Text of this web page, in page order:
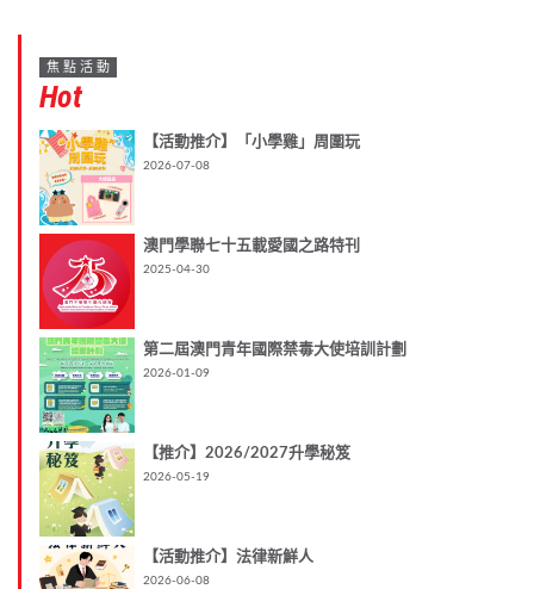
焦點活動
Hot
【活動推介】「小學雞」周圍玩
2026-07-08
澳門學聯七十五載愛國之路特刊
2025-04-30
第二屆澳門青年國際禁毒大使培訓計劃
2026-01-09
【推介】2026/2027升學秘笈
2026-05-19
【活動推介】法律新鮮人
2026-06-08